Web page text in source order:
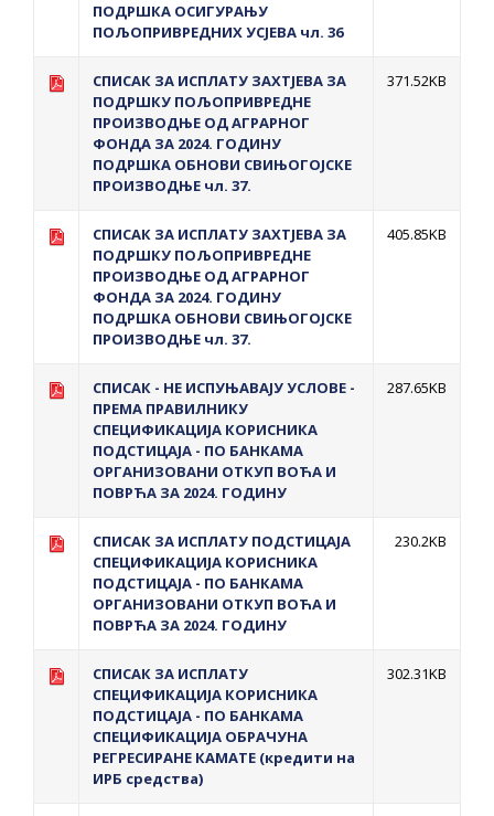
ПОДРШКА ОСИГУРАЊУ
ПОЉОПРИВРЕДНИХ УСЈЕВА чл. 36
СПИСАК ЗА ИСПЛАТУ ЗАХТЈЕВА ЗА
ПОДРШКУ ПОЉОПРИВРЕДНЕ
ПРОИЗВОДЊЕ ОД АГРАРНОГ
ФОНДА ЗА 2024. ГОДИНУ
ПОДРШКА ОБНОВИ СВИЊОГОЈСКЕ
ПРОИЗВОДЊЕ чл. 37.
371.52KB
СПИСАК ЗА ИСПЛАТУ ЗАХТЈЕВА ЗА
ПОДРШКУ ПОЉОПРИВРЕДНЕ
ПРОИЗВОДЊЕ ОД АГРАРНОГ
ФОНДА ЗА 2024. ГОДИНУ
ПОДРШКА ОБНОВИ СВИЊОГОЈСКЕ
ПРОИЗВОДЊЕ чл. 37.
405.85KB
СПИСАК - НЕ ИСПУЊАВАЈУ УСЛОВЕ -
ПРЕМА ПРАВИЛНИКУ
СПЕЦИФИКАЦИЈА КОРИСНИКА
ПОДСТИЦАЈА - ПО БАНКАМА
ОРГАНИЗОВАНИ ОТКУП ВОЋА И
ПОВРЋА ЗА 2024. ГОДИНУ
287.65KB
СПИСАК ЗА ИСПЛАТУ ПОДСТИЦАЈА
СПЕЦИФИКАЦИЈА КОРИСНИКА
ПОДСТИЦАЈА - ПО БАНКАМА
ОРГАНИЗОВАНИ ОТКУП ВОЋА И
ПОВРЋА ЗА 2024. ГОДИНУ
230.2KB
СПИСАК ЗА ИСПЛАТУ
СПЕЦИФИКАЦИЈА КОРИСНИКА
ПОДСТИЦАЈА - ПО БАНКАМА
СПЕЦИФИКАЦИЈА ОБРАЧУНА
РЕГРЕСИРАНЕ КАМАТЕ (кредити на
ИРБ средства)
302.31KB